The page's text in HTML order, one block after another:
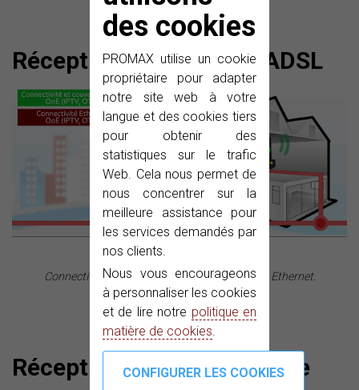
des cookies
PROMAX utilise un cookie
propriétaire pour adapter
notre site web à votre
langue et des cookies tiers
pour obtenir des
statistiques sur le trafic
Web. Cela nous permet de
nous concentrer sur la
meilleure assistance pour
les services demandés par
nos clients.
Nous vous encourageons
à personnaliser les cookies
et de lire notre politique en
matière de cookies
Réception par Internet ADSL
Connectivité et couverture WiFi, Connectivité Ethernet.
Réception par fibre optique